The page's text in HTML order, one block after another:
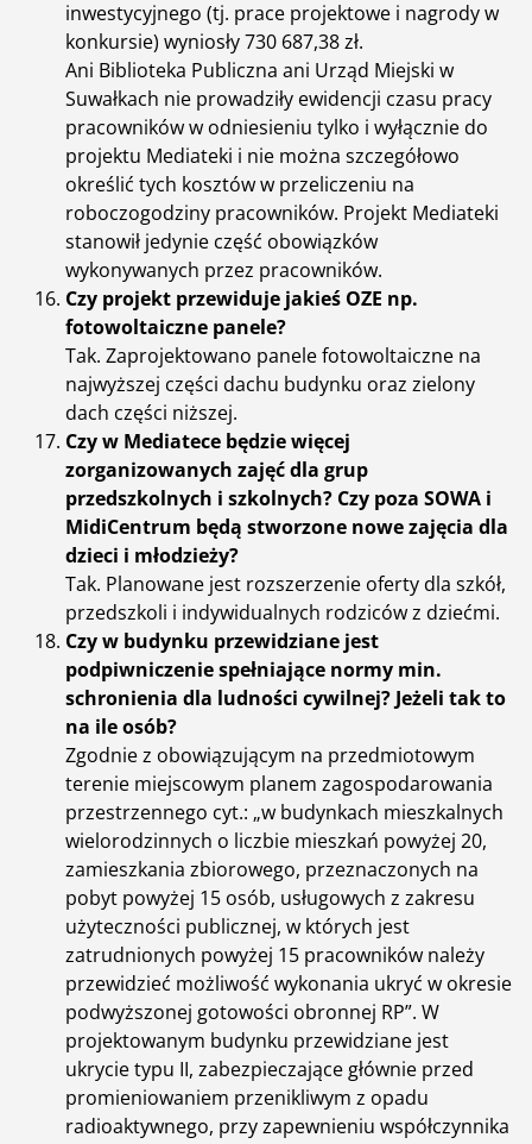
inwestycyjnego (tj. prace projektowe i nagrody w
konkursie) wyniosły 730 687,38 zł.
Ani Biblioteka Publiczna ani Urząd Miejski w
Suwałkach nie prowadziły ewidencji czasu pracy
pracowników w odniesieniu tylko i wyłącznie do
projektu Mediateki i nie można szczegółowo
określić tych kosztów w przeliczeniu na
roboczogodziny pracowników. Projekt Mediateki
stanowił jedynie część obowiązków
wykonywanych przez pracowników.
Czy projekt przewiduje jakieś OZE np.
fotowoltaiczne panele?
Tak. Zaprojektowano panele fotowoltaiczne na
najwyższej części dachu budynku oraz zielony
dach części niższej.
Czy w Mediatece będzie więcej
zorganizowanych zajęć dla grup
przedszkolnych i szkolnych? Czy poza SOWA i
MidiCentrum będą stworzone nowe zajęcia dla
dzieci i młodzieży?
Tak. Planowane jest rozszerzenie oferty dla szkół,
przedszkoli i indywidualnych rodziców z dziećmi.
Czy w budynku przewidziane jest
podpiwniczenie spełniające normy min.
schronienia dla ludności cywilnej? Jeżeli tak to
na ile osób?
Zgodnie z obowiązującym na przedmiotowym
terenie miejscowym planem zagospodarowania
przestrzennego cyt.: „w budynkach mieszkalnych
wielorodzinnych o liczbie mieszkań powyżej 20,
zamieszkania zbiorowego, przeznaczonych na
pobyt powyżej 15 osób, usługowych z zakresu
użyteczności publicznej, w których jest
zatrudnionych powyżej 15 pracowników należy
przewidzieć możliwość wykonania ukryć w okresie
podwyższonej gotowości obronnej RP”. W
projektowanym budynku przewidziane jest
ukrycie typu II, zabezpieczające głównie przed
promieniowaniem przenikliwym z opadu
radioaktywnego, przy zapewnieniu współczynnika